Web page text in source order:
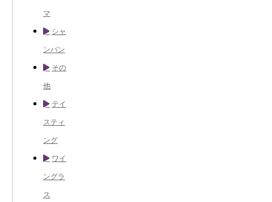
マ
シャ
ンパン
その
他
テイ
スティ
ング
ワイ
ングラ
ス